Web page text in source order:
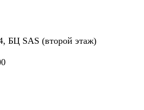
БЦ SAS (второй этаж)